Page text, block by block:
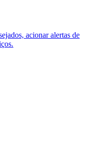
acionar alertas de